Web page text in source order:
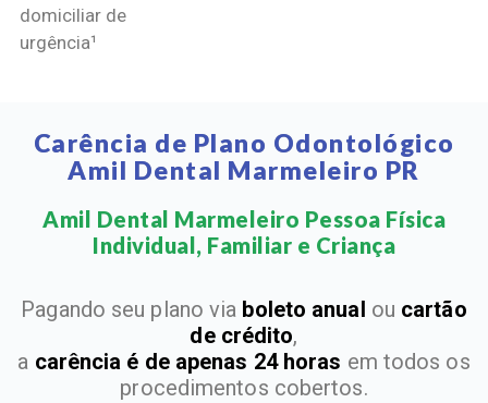
domiciliar de
urgência¹
Carência de Plano Odontológico
Amil Dental Marmeleiro PR
Amil Dental Marmeleiro Pessoa Física
Individual, Familiar e Criança​
Pagando seu plano via boleto anual ou cartão
de crédito,
a carência é de apenas 24 horas em todos os
procedimentos cobertos.